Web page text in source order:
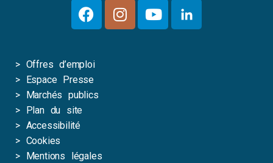
> Offres d’emploi
>
Espace Presse
>
Marchés publics
>
Plan du site
> Accessibilité
> Cookies
>
Mentions légales